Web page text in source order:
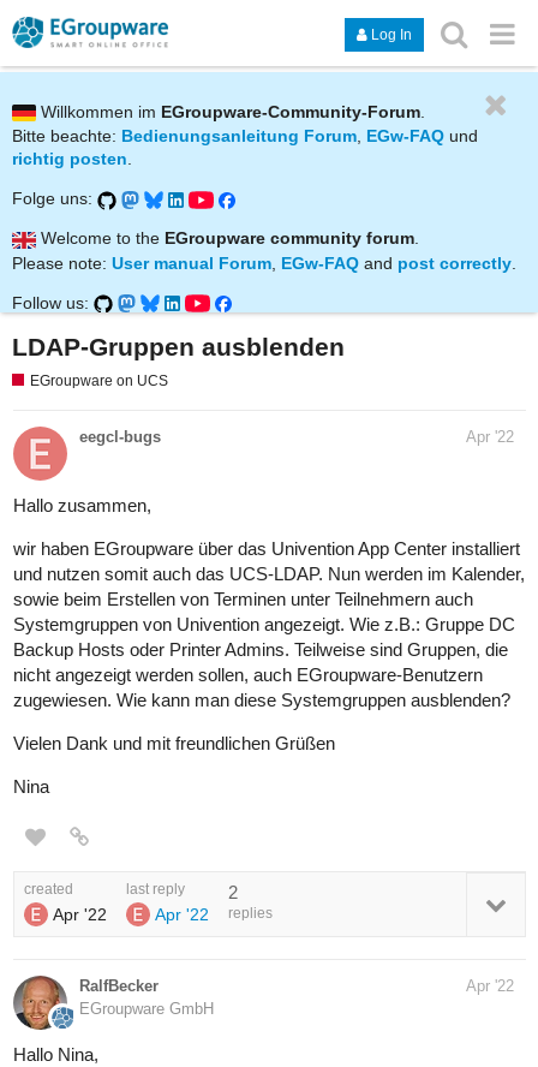
Log In
Willkommen im EGroupware-Community-Forum
Bitte beachte: Bedienungsanleitung Forum, EGw-FAQ und
richtig posten.
Folge uns:
Welcome to the EGroupware community forum.
Please note: User manual Forum EGw-FAQ and post correctly
Follow us:
LDAP-Gruppen ausblenden
EGroupware on UCS
eegcl-bugs Apr '22
Hallo zusammen,
wir haben EGroupware über das Univention App Center installiert
und nutzen somit auch das UCS-LDAP. Nun werden im Kalender,
sowie beim Erstellen von Terminen unter Teilnehmern auch
Systemgruppen von Univention angezeigt. Wie z.B.: Gruppe DC
Backup Hosts oder Printer Admins. Teilweise sind Gruppen, die
nicht angezeigt werden sollen, auch EGroupware-Benutzern
zugewiesen. Wie kann man diese Systemgruppen ausblenden?
Vielen Dank und mit freundlichen Grüßen
Nina
created
Apr '22
last reply
Apr '22
2
replies
RalfBecker
EGroupware GmbH
Apr '22
Hallo Nina,